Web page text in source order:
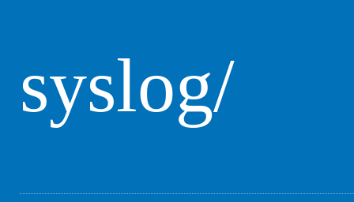
syslog/